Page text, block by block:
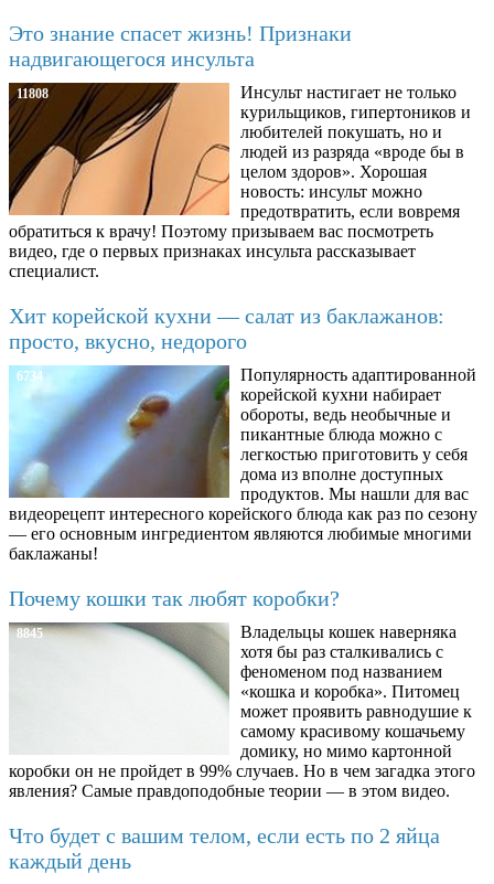
Это знание спасет жизнь! Признаки
надвигающегося инсульта
11808
Инсульт настигает не только
курильщиков, гипертоников и
любителей покушать, но и
людей из разряда «вроде бы в
целом здоров». Хорошая
новость: инсульт можно
предотвратить, если вовремя
обратиться к врачу! Поэтому призываем вас посмотреть
видео, где о первых признаках инсульта рассказывает
специалист.
Хит корейской кухни — салат из баклажанов:
просто, вкусно, недорого
6734
Популярность адаптированной
корейской кухни набирает
обороты, ведь необычные и
пикантные блюда можно с
легкостью приготовить у себя
дома из вполне доступных
продуктов. Мы нашли для вас
видеорецепт интересного корейского блюда как раз по сезону
— его основным ингредиентом являются любимые многими
баклажаны!
Почему кошки так любят коробки?
8845
Владельцы кошек наверняка
хотя бы раз сталкивались с
феноменом под названием
«кошка и коробка». Питомец
может проявить равнодушие к
самому красивому кошачьему
домику, но мимо картонной
коробки он не пройдет в 99% случаев. Но в чем загадка этого
явления? Самые правдоподобные теории — в этом видео.
Что будет с вашим телом, если есть по 2 яйца
каждый день